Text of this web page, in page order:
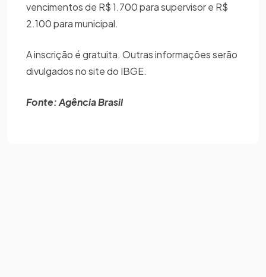
vencimentos de R$ 1.700 para supervisor e R$
2.100 para municipal.
A inscrição é gratuita. Outras informações serão
divulgados no site do IBGE.
Fonte: Agência Brasil